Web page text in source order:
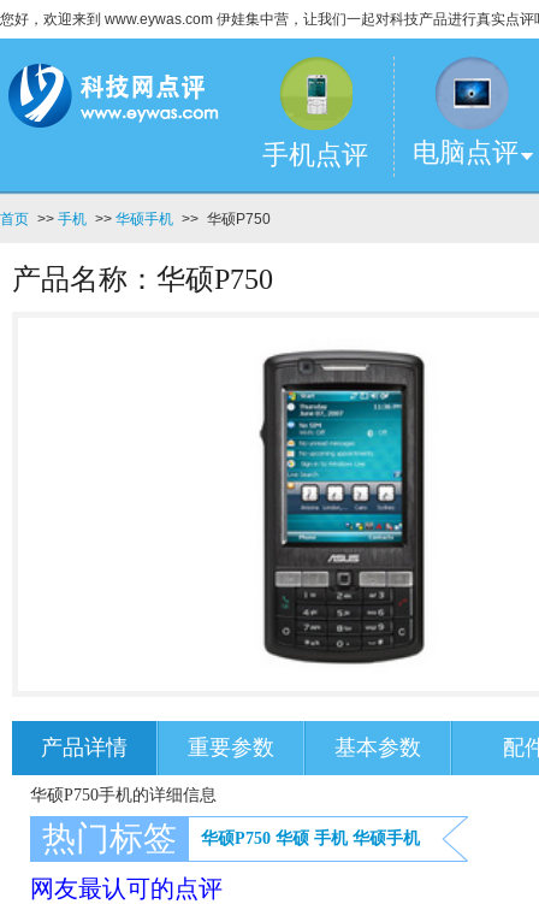
您好，欢迎来到 www.eywas.com 伊娃集中营，让我们一起对科技产品进行真实点评
手机点评 电脑点评
首页 >> 手机 >> 华硕手机 >> 华硕P750
产品名称：华硕P750
产品详情 重要参数 基本参数 配
华硕P750手机的详细信息
热门标签 华硕P750 华硕 手机 华硕手机
网友最认可的点评